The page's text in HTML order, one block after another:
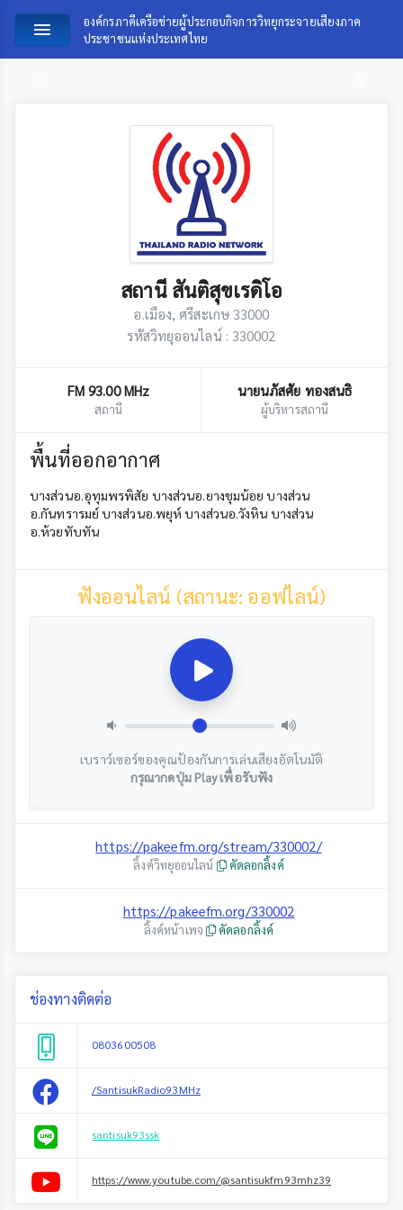
องค์กรภาคีเครือข่ายผู้ประกอบกิจการวิทยุกระจายเสียงภาค
ประชาชนแห่งประเทศไทย
สถานี สันติสุขเรดิโอ
อ.เมือง, ศรีสะเกษ 33000
รหัสวิทยุออนไลน์ : 330002
FM 93.00 MHz
สถานี
นายนภัสศัย ทองสนธิ
ผู้บริหารสถานี
พื้นที่ออกอากาศ
บางส่วนอ.อุทุมพรพิสัย บางส่วนอ.ยางชุมน้อย บางส่วน
อ.กันทรารมย์ บางส่วนอ.พยุห์ บางส่วนอ.วังหิน บางส่วน
อ.ห้วยทับทัน
ฟังออนไลน์ (สถานะ: ออฟไลน์)
เบราว์เซอร์ของคุณป้องกันการเล่นเสียงอัตโนมัติ
กรุณากดปุ่ม Play เพื่อรับฟัง
https://pakeefm.org/stream/330002/
ลิ้งค์วิทยุออนไลน์ คัดลอกลิ้งค์
https://pakeefm.org/330002
ลิ้งค์หน้าเพจ คัดลอกลิ้งค์
ช่องทางติดต่อ
0803600508
/SantisukRadio93MHz
santisuk93ssk
https://www.youtube.com/@santisukfm93mhz39